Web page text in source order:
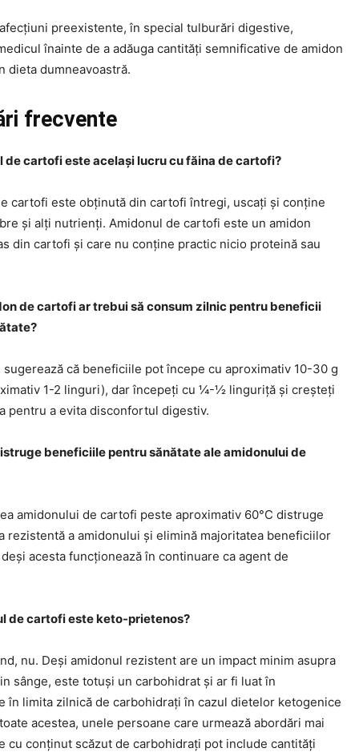
preexistente, în special tulburări digestive,
înainte de a adăuga cantități semnificative de amidon
dieta dumneavoastră.
frecvente
de cartofi este același lucru cu făina de cartofi?
cartofi este obținută din cartofi întregi, uscați și conține
și alți nutrienți. Amidonul de cartofi este un amidon
din cartofi și care nu conține practic nicio proteină sau
de cartofi ar trebui să consum zilnic pentru beneficii
că beneficiile pot începe cu aproximativ 10-30 g
1-2 linguri), dar începeți cu ¼-½ linguriță și creșteți
pentru a evita disconfortul digestiv.
beneficiile pentru sănătate ale amidonului de
amidonului de cartofi peste aproximativ 60°C distruge
rezistentă a amidonului și elimină majoritatea beneficiilor
acesta funcționează în continuare ca agent de
de cartofi este keto-prietenos?
nu. Deși amidonul rezistent are un impact minim asupra
sânge, este totuși un carbohidrat și ar fi luat în
în limita zilnică de carbohidrați în cazul dietelor ketogenice
acestea, unele persoane care urmează abordări mai
cu conținut scăzut de carbohidrați pot include cantități